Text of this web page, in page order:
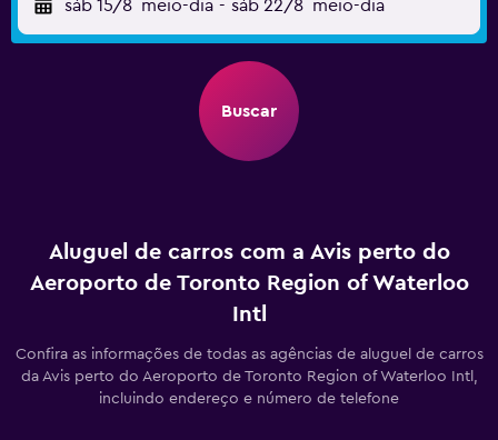
sáb 15/8 meio-dia - sáb 22/8 meio-dia
Buscar
Aluguel de carros com a Avis perto do
Aeroporto de Toronto Region of Waterloo
Intl
Confira as informações de todas as agências de aluguel de carros
da Avis perto do Aeroporto de Toronto Region of Waterloo Intl,
incluindo endereço e número de telefone